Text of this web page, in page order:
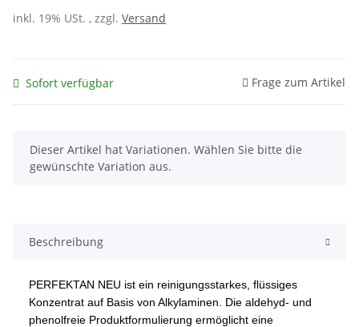
inkl. 19% USt. , zzgl. Versand
Sofort verfügbar Frage zum Artikel
x
Dieser Artikel hat Variationen. Wählen Sie bitte die
gewünschte Variation aus.
Beschreibung
PERFEKTAN NEU ist ein reinigungsstarkes, flüssiges
Konzentrat auf Basis von Alkylaminen. Die aldehyd- und
phenolfreie Produktformulierung ermöglicht eine